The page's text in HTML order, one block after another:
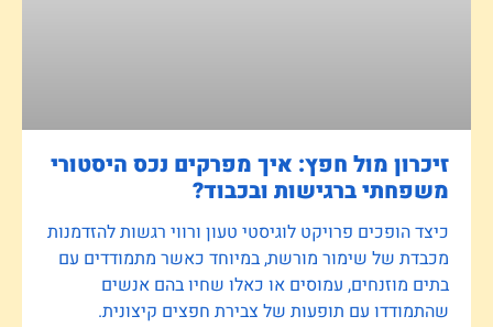
זיכרון מול חפץ: איך מפרקים נכס היסטורי
משפחתי ברגישות ובכבוד?
כיצד הופכים פרויקט לוגיסטי טעון ורווי רגשות להזדמנות
מכבדת של שימור מורשת, במיוחד כאשר מתמודדים עם
בתים מוזנחים, עמוסים או כאלו שחיו בהם אנשים
שהתמודדו עם תופעות של צבירת חפצים קיצונית.